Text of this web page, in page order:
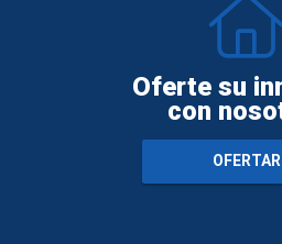
Oferte su
con
OFERTAR